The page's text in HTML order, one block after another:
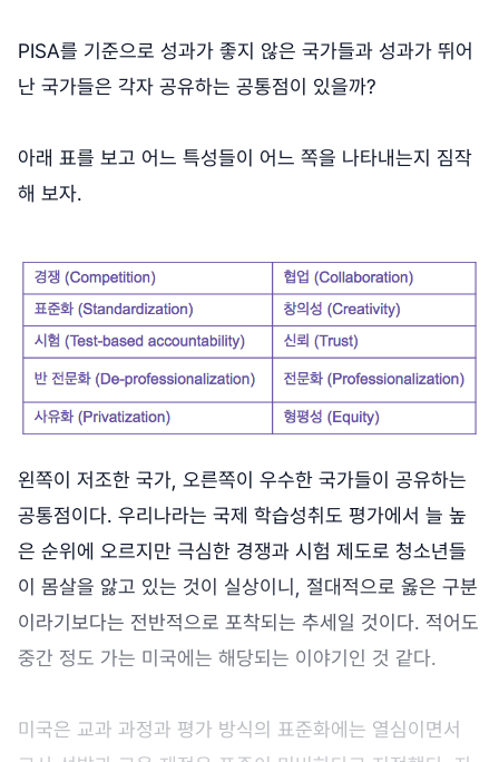
PISA를 기준으로 성과가 좋지 않은 국가들과 성과가 뛰어
난 국가들은 각자 공유하는 공통점이 있을까?
아래 표를 보고 어느 특성들이 어느 쪽을 나타내는지 짐작
해 보자.
왼쪽이 저조한 국가, 오른쪽이 우수한 국가들이 공유하는
공통점이다. 우리나라는 국제 학습성취도 평가에서 늘 높
은 순위에 오르지만 극심한 경쟁과 시험 제도로 청소년들
이 몸살을 앓고 있는 것이 실상이니, 절대적으로 옳은 구분
이라기보다는 전반적으로 포착되는 추세일 것이다. 적어도
중간 정도 가는 미국에는 해당되는 이야기인 것 같다.
미국은 교과 과정과 평가 방식의 표준화에는 열심이면서